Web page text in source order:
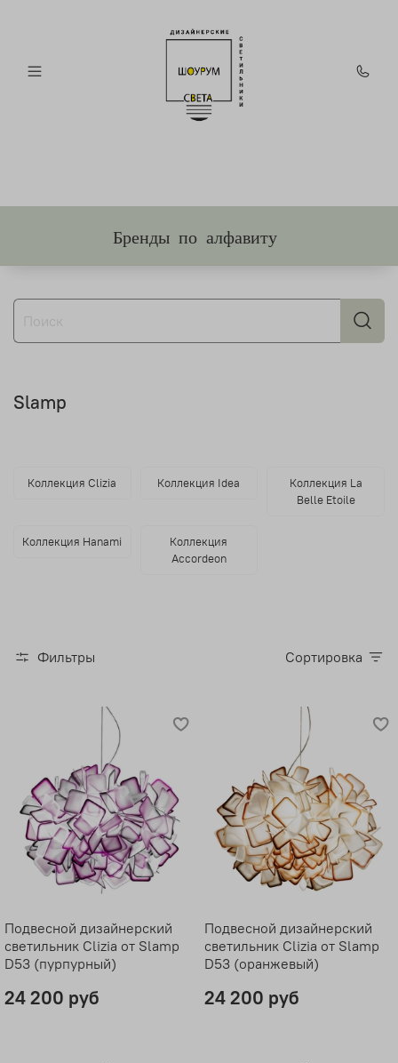
Бренды по алфавиту
Slamp
Коллекция Clizia Коллекция Idea
Коллекция La
Belle Etoile
Коллекция Hanami
Коллекция
Accordeon
Фильтры Сортировка
Подвесной дизайнерский
светильник Clizia от Slamp
D53 (пурпурный)
24 200 руб
Подвесной дизайнерский
светильник Clizia от Slamp
D53 (оранжевый)
24 200 руб